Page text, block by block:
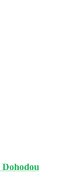
Dohodou